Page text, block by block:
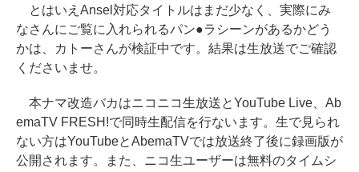
とはいえAnsel対応タイトルはまだ少なく、実際にみ
なさんにご覧に入れられるパン●ラシーンがあるかどう
かは、カトーさんが検証中です。結果は生放送でご確認
くださいませ。
本ナマ改造バカはニコニコ生放送とYouTube Live、Ab
emaTV FRESH!で同時生配信を行ないます。生で見られ
ない方はYouTubeとAbemaTVでは放送終了後に録画版が
公開されます。また、ニコ生ユーザーは無料のタイムシ